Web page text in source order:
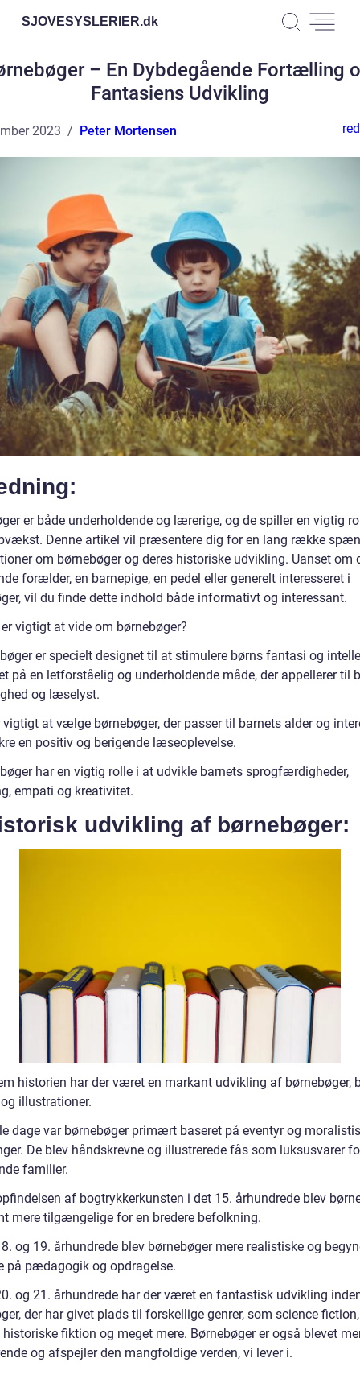
SJOVESYSLERIER.dk
– En Dybdegående Fortælling
Fantasiens Udvikling
2023 Peter Mortensen
er både underholdende og lærerige, og de spiller en vigtig
Denne artikel vil præsentere dig for en lang række
om børnebøger og deres historiske udvikling. Uanset om
forælder, en barnepige, en pedel eller generelt interesseret i
vil du finde dette indhold både informativt og interessant.
vigtigt at vide om børnebøger?
er specielt designet til at stimulere børns fantasi og
på en letforståelig og underholdende måde, der appellerer til
og læselyst.
vigtigt at vælge børnebøger, der passer til barnets alder og
en positiv og berigende læseoplevelse.
har en vigtig rolle i at udvikle barnets sprogfærdigheder,
empati og kreativitet.
udvikling af børnebøger:
historien har der været en markant udvikling af børnebøger,
illustrationer.
dage var børnebøger primært baseret på eventyr og
De blev håndskrevne og illustrerede fås som luksusvarer
familier.
af bogtrykkerkunsten i det 15. århundrede blev
mere tilgængelige for en bredere befolkning.
og 19. århundrede blev børnebøger mere realistiske og
på pædagogik og opdragelse.
og 21. århundrede har der været en fantastisk udvikling
der har givet plads til forskellige genrer, som science fiction,
fiktion og meget mere. Børnebøger er også blevet
og afspejler den mangfoldige verden, vi lever i.